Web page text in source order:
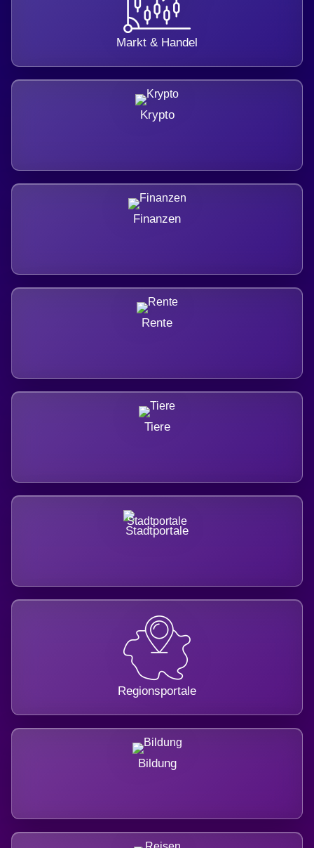
Markt & Handel
Krypto
Finanzen
Rente
Tiere
Stadtportale
Regionsportale
Bildung